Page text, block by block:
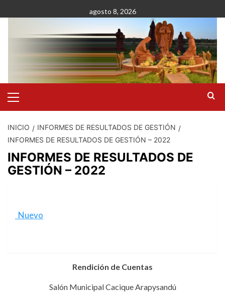
al
agosto 8, 2026
primario
INICIO
INFORMES DE RESULTADOS DE GESTIÓN
INFORMES DE RESULTADOS DE GESTIÓN – 2022
INFORMES DE RESULTADOS DE
GESTIÓN – 2022
Nuevo
Rendición de Cuentas
Salón Municipal Cacique Arapysandú